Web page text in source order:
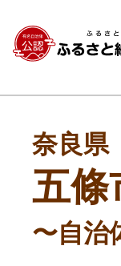
奈良県
五條
〜自治